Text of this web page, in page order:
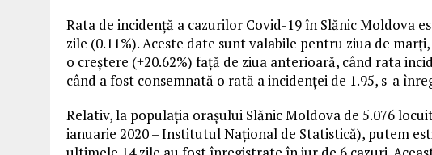
Rata de incidență a cazurilor Covid-19 în Slănic Moldova
zile (0.11%). Aceste date sunt valabile pentru ziua de
o creștere (+20.62%) față de ziua anterioară, când rata
când a fost consemnată o rată a incidenței de 1.95, s-a
Relativ, la populația orașului Slănic Moldova de 5.076
ianuarie 2020 – Institutul Național de Statistică), putem